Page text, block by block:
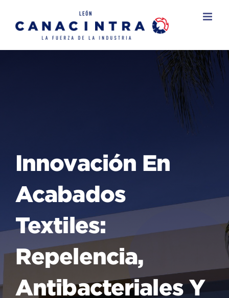
Innovación En
Acabados
Textiles:
Repelencia,
Antibacteriales Y